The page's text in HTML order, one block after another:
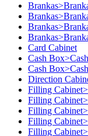
Card Cabinet
Cash
Cash
Direction
Filling
Filling
Filling
Filling
Filling